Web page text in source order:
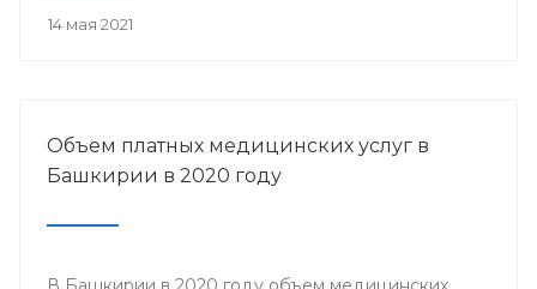
14 мая 2021
Объем платных медицинских услуг в
Башкирии в 2020 году